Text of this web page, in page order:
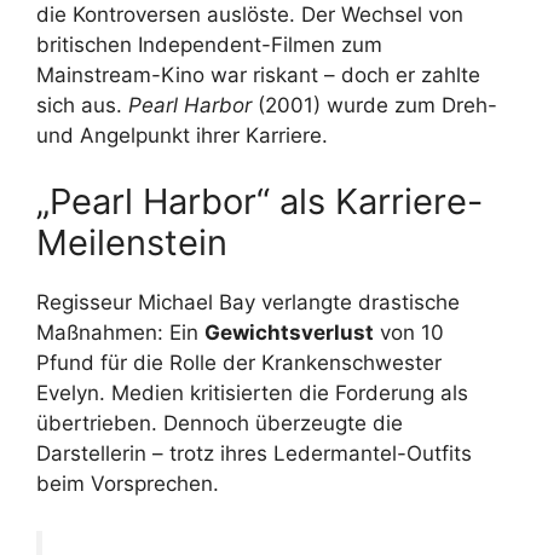
die Kontroversen auslöste. Der Wechsel von
britischen Independent-Filmen zum
Mainstream-Kino war riskant – doch er zahlte
sich aus. Pearl Harbor(2001) wurde zum Dreh-
und Angelpunkt ihrer Karriere.
„Pearl Harbor“ als Karriere-
Meilenstein
Regisseur Michael Bay verlangte drastische
Maßnahmen: Ein Gewichtsverlust von 10
Pfund für die Rolle der Krankenschwester
Evelyn. Medien kritisierten die Forderung als
übertrieben. Dennoch überzeugte die
Darstellerin – trotz ihres Ledermantel-Outfits
beim Vorsprechen.